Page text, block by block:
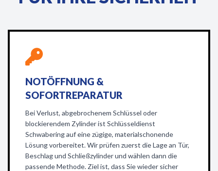
NOTÖFFNUNG &
SOFORTREPARATUR
Bei Verlust, abgebrochenem Schlüssel oder
blockierendem Zylinder ist Schlüsseldienst
Schwabering auf eine zügige, materialschonende
Lösung vorbereitet. Wir prüfen zuerst die Lage an Tür,
Beschlag und Schließzylinder und wählen dann die
passende Methode. Ziel ist, dass Sie wieder sicher